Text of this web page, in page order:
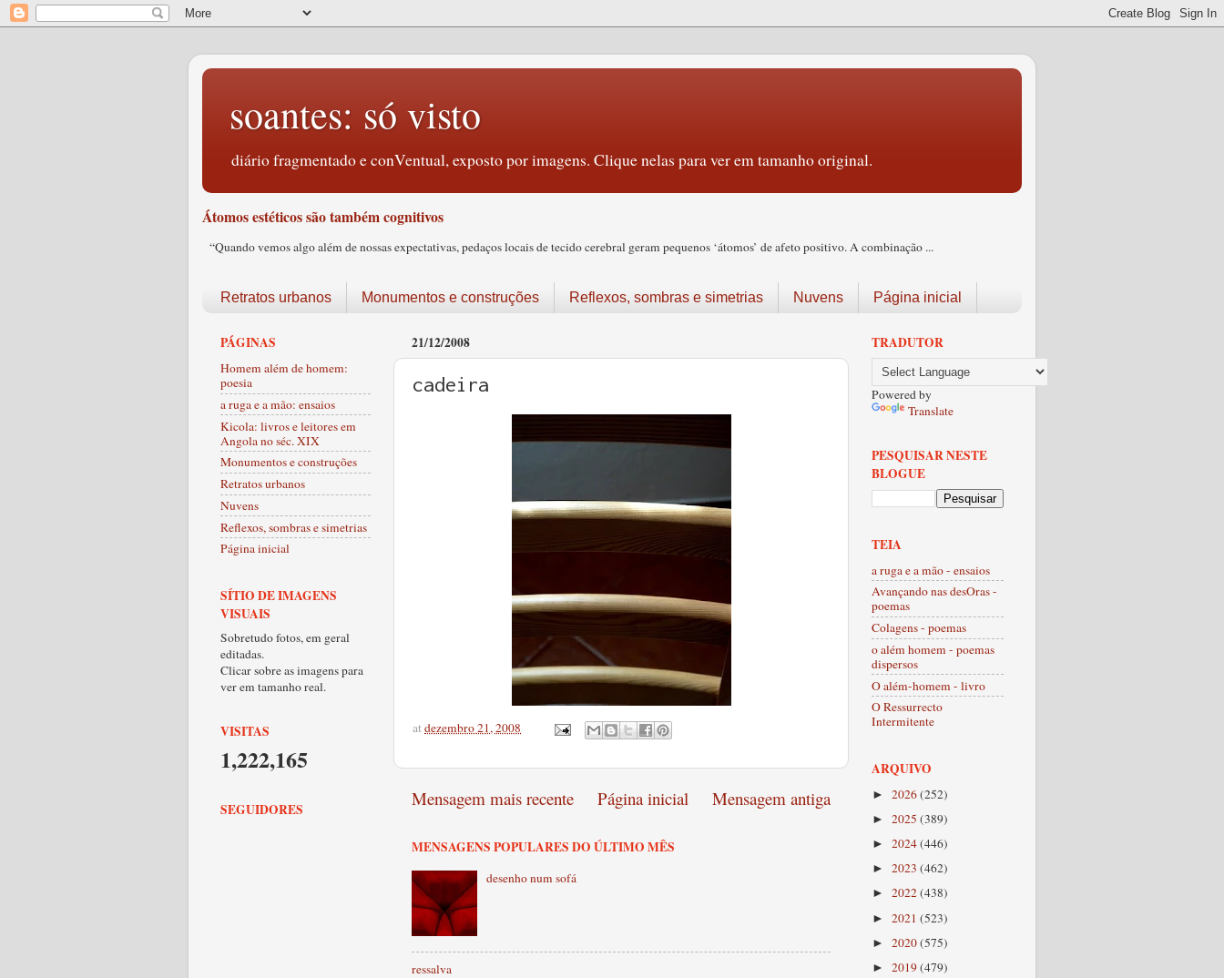
soantes: só visto
diário fragmentado e conVentual, exposto por imagens. Clique nelas para ver em tamanho original.
Átomos estéticos são também cognitivos
“Quando vemos algo além de nossas expectativas, pedaços locais de tecido cerebral geram pequenos ‘átomos’ de afeto positivo. A combinação ...
Retratos urbanos Monumentos e construções Reflexos, sombras e simetrias Nuvens Página inicial
21/12/2008
cadeira
atdezembro 21, 2008
Mensagem mais recente Mensagem antiga
Página inicial
MENSAGENS POPULARES DO ÚLTIMO MÊS
desenho num sofá
ressalva
PÁGINAS
Homem além de homem:
poesia
a ruga e a mão: ensaios
Kicola: livros e leitores em
Angola no séc. XIX
Monumentos e construções
Retratos urbanos
Nuvens
Reflexos, sombras e simetrias
Página inicial
SÍTIO DE IMAGENS
VISUAIS
Sobretudo fotos, em geral
editadas.
Clicar sobre as imagens para
ver em tamanho real.
VISITAS
1,222,165
SEGUIDORES
TRADUTOR
Powered by
Translate
PESQUISAR NESTE
BLOGUE
TEIA
a ruga e a mão - ensaios
Avançando nas desOras -
poemas
Colagens - poemas
o além homem - poemas
dispersos
O além-homem - livro
O Ressurrecto
Intermitente
ARQUIVO
► 2026(252)
► 2025 (389)
► 2024(446)
► 2023 (462)
► 2022(438)
► 2021 (523)
► 2020(575)
► 2019(479)